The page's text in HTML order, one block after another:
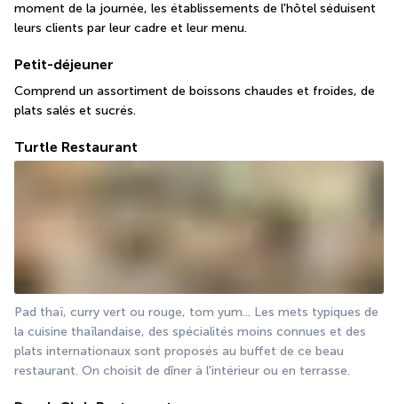
moment de la journée, les établissements de l'hôtel séduisent
leurs clients par leur cadre et leur menu.
Petit-déjeuner
Comprend un assortiment de boissons chaudes et froides, de
plats salés et sucrés.
Turtle Restaurant
Pad thaï, curry vert ou rouge, tom yum... Les mets typiques de
la cuisine thaïlandaise, des spécialités moins connues et des
plats internationaux sont proposés au buffet de ce beau
restaurant. On choisit de dîner à l'intérieur ou en terrasse.